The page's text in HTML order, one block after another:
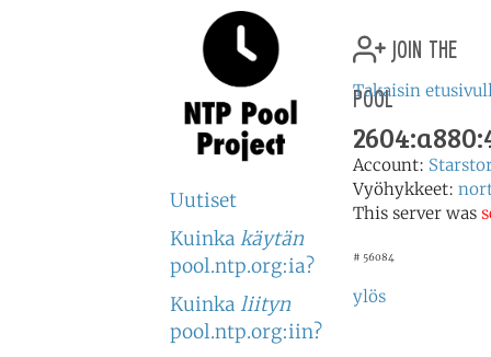
Uutiset
Kuinka käytän
pool.ntp.org:ia?
Kuinka liityn
pool.ntp.org:iin?
join the
pool
Takaisin
Account:
Vyöhykkeet:
This server was
# 56084
ylös